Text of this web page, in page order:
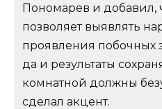
Пономарев и добавил,
позволяет выявлять
проявления побочных
да и результаты
комнатной должны
сделал акцент.